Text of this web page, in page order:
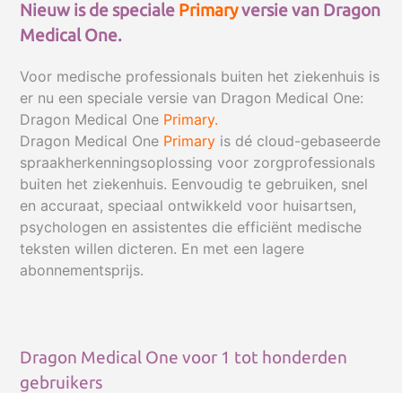
Nieuw is de speciale Primaryversie van Dragon
Medical One.
Voor medische professionals buiten het ziekenhuis is
er nu een speciale versie van Dragon Medical One:
Dragon Medical One Primary.
Dragon Medical One Primary is dé cloud-gebaseerde
spraakherkenningsoplossing voor zorgprofessionals
buiten het ziekenhuis. Eenvoudig te gebruiken, snel
en accuraat, speciaal ontwikkeld voor huisartsen,
psychologen en assistentes die efficiënt medische
teksten willen dicteren. En met een lagere
abonnementsprijs.
Dragon Medical One voor 1 tot honderden
gebruikers